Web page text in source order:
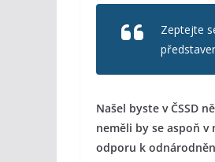
Zeptejte
Našel byste v ČSSD
neměli by se aspoň
odporu k